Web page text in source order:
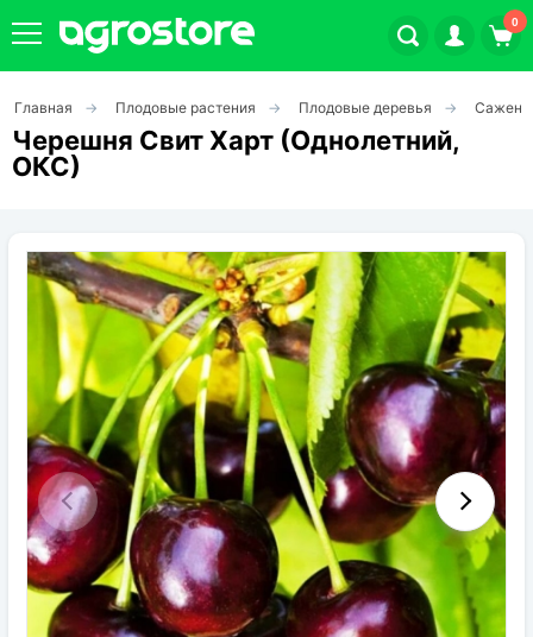
0
Плодовые кустарники
Декоративные растения
Цветы
Травы
Овощи (на посадку)
Штамбовые ягодные кусты
Семена
Главная Плодовые растения Плодовые деревья
Черешня Свит Харт (Однолетний,
ОКС)